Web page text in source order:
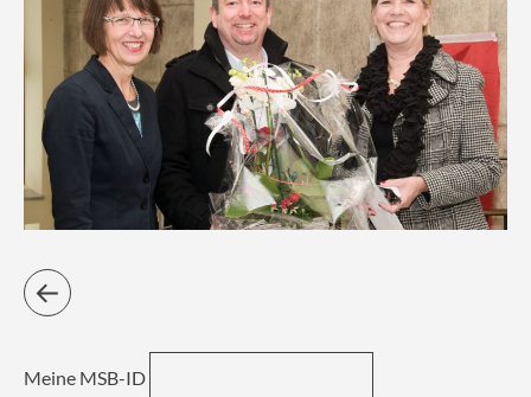
Meine MSB-ID